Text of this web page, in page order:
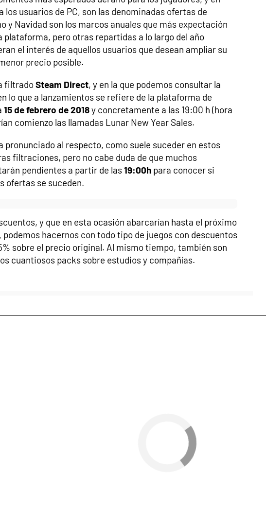
los usuarios de PC, son las denominadas ofertas de
y Navidad son los marcos anuales que más expectación
plataforma, pero otras repartidas a lo largo del año
el interés de aquellos usuarios que desean ampliar su
precio posible.
filtradoSteam Direct, y en la que podemos consultar la
lo que a lanzamientos se refiere de la plataforma de
15 de febrero de 2018y concretamente a las 19:00 h (hora
comienzo las llamadas Lunar New Year Sales.
pronunciado al respecto, como suele suceder en estos
filtraciones, pero no cabe duda de que muchos
pendientes a partir de las19:00h para conocer si
ofertas se suceden.
y que en esta ocasión abarcarían hasta el próximo
podemos hacernos con todo tipo de juegos con descuentos
sobre el precio original. Al mismo tiempo, también son
cuantiosos packs sobre estudios y compañías.